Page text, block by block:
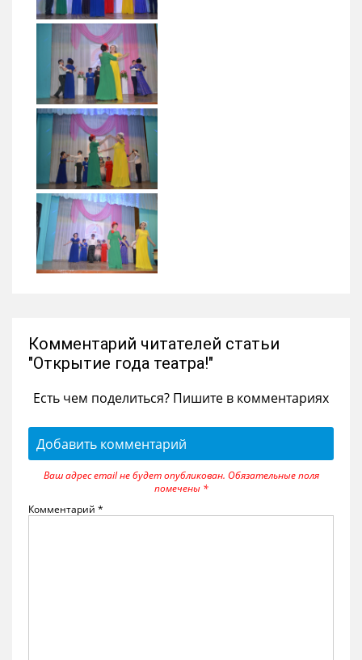
Комментарий читателей статьи
"Открытие года театра!"
Есть чем поделиться? Пишите в комментариях
Добавить комментарий
Ваш адрес email не будет опубликован. Обязательные поля
помечены *
Комментарий *